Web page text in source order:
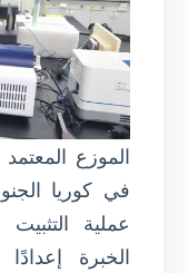
عملية
الخبرة